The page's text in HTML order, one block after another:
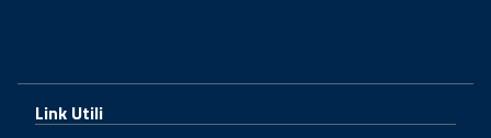
Link Utili